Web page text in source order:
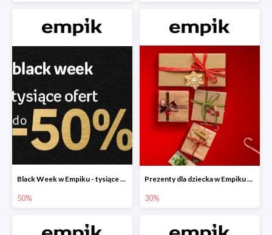
Black Week w Empiku - tysiące produktów do -50%
50%
Prezenty dla dziecka w Empiku do -30%
30%